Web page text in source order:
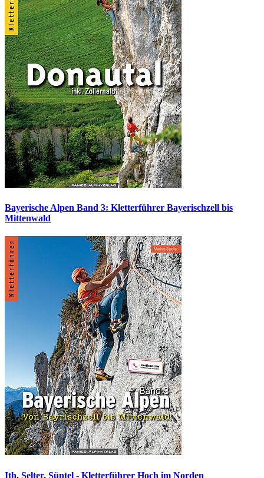
Bayerische Alpen Band 3: Kletterführer Bayerischzell bis
Mittenwald
Ith, Selter, Süntel - Kletterführer Hoch im Norden